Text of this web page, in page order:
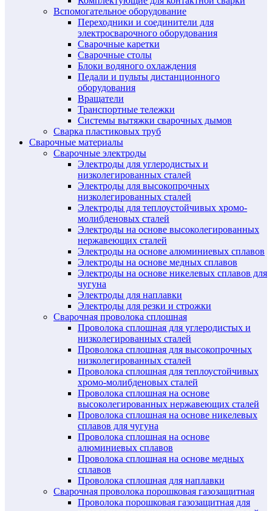
Вспомогательное оборудование
Переходники и соединители для
электросварочного оборудования
Сварочные каретки
Сварочные столы
Блоки водяного охлаждения
Педали и пульты дистанционного
оборудования
Вращатели
Транспортные тележки
Системы вытяжки сварочных дымов
Сварка пластиковых труб
Сварочные материалы
Сварочные электроды
Электроды для углеродистых и
низколегированных сталей
Электроды для высокопрочных
низколегированных сталей
Электроды для теплоустойчивых хромо-
молибденовых сталей
Электроды на основе высоколегированных
нержавеющих сталей
Электроды на основе алюминиевых сплавов
Электроды на основе медных сплавов
Электроды на основе никелевых сплавов для
чугуна
Электроды для наплавки
Электроды для резки и строжки
Сварочная проволока сплошная
Проволока сплошная для углеродистых и
низколегированных сталей
Проволока сплошная для высокопрочных
низколегированных сталей
Проволока сплошная для теплоустойчивых
хромо-молибденовых сталей
Проволока сплошная на основе
высоколегированных нержавеющих сталей
Проволока сплошная на основе никелевых
сплавов для чугуна
Проволока сплошная на основе
алюминиевых сплавов
Проволока сплошная на основе медных
сплавов
Проволока сплошная для наплавки
Сварочная проволока порошковая газозащитная
Проволока порошковая газозащитная для